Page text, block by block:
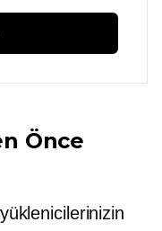
Önce